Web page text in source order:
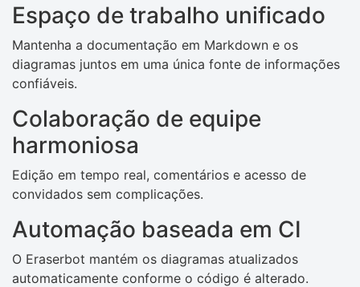
Espaço de trabalho unificado
Mantenha a documentação em Markdown e os
diagramas juntos em uma única fonte de informações
confiáveis.
Colaboração de equipe
harmoniosa
Edição em tempo real, comentários e acesso de
convidados sem complicações.
Automação baseada em CI
O Eraserbot mantém os diagramas atualizados
automaticamente conforme o código é alterado.